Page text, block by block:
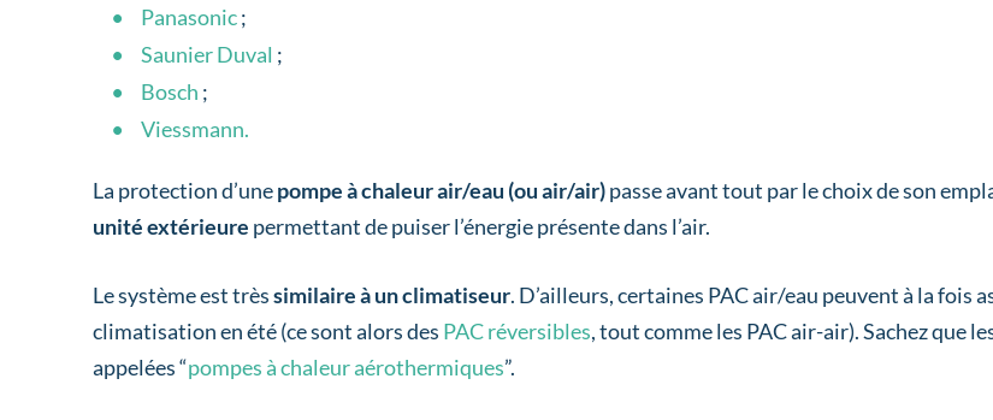
Panasonic;
Saunier Duval ;
Bosch ;
Viessmann.
La protection d’unepompe à chaleur air/eau (ou air/air)passe avant tout par le choix de son
unité extérieure permettant de puiser l’énergie présente dans l’air.
Le système est trèssimilaire à un climatiseur. D’ailleurs, certaines PAC air/eau peuvent à la fois
climatisation en été (ce sont alors des PAC réversibles, tout comme les PAC air-air). Sachez que
appelées “pompes à chaleur aérothermiques”.